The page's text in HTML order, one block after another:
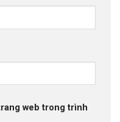
web trong trình